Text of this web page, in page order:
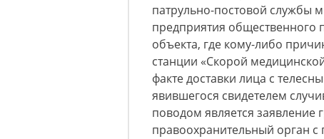
патрульно-постовой службы
предприятия общественного
объекта, где кому-либо
станции «Скорой
факте доставки лица с
явившегося свидетелем
поводом является заявление
правоохранительный орган с